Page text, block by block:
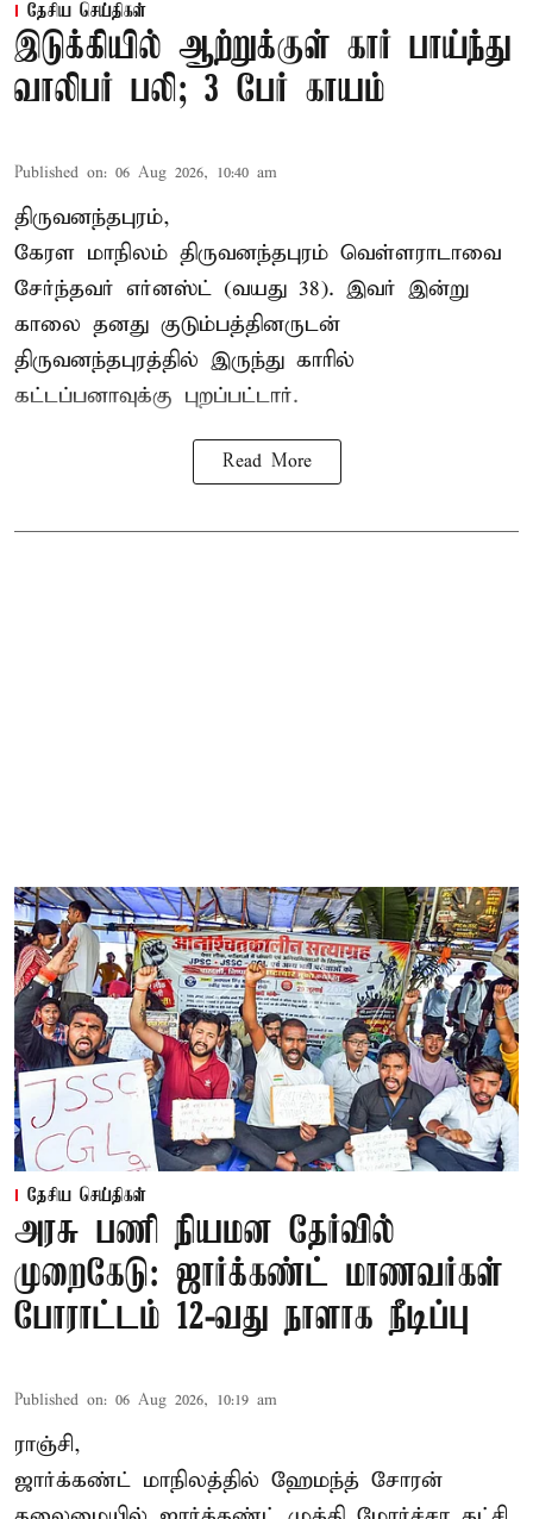
தேசிய செய்திகள்
இடுக்கியில் ஆற்றுக்குள் கார் பாய்ந்து
வாலிபர் பலி; 3 பேர் காயம்
Published on: 06 Aug 2026, 10:40 am
திருவனந்தபுரம்,
கேரள மாநிலம் திருவனந்தபுரம் வெள்ளராடாவை
சேர்ந்தவர் எர்னஸ்ட் (வயது 38). இவர் இன்று
காலை தனது குடும்பத்தினருடன்
திருவனந்தபுரத்தில் இருந்து காரில்
கட்டப்பனாவுக்கு புறப்பட்டார்.
Read More
தேசிய செய்திகள்
அரசு பணி நியமன தேர்வில்
முறைகேடு: ஜார்க்கண்ட் மாணவர்கள்
போராட்டம் 12-வது நாளாக நீடிப்பு
Published on: 06 Aug 2026, 10:19 am
ராஞ்சி,
ஜார்க்கண்ட் மாநிலத்தில் ஹேமந்த் சோரன்